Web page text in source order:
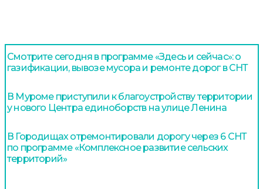
Смотрите сегодня в программе «Здесь и сейчас»: о
газификации, вывозе мусора и ремонте дорог в СНТ
В Муроме приступили к благоустройству территории
у нового Центра единоборств на улице Ленина
В Городищах отремонтировали дорогу через 6 СНТ
по программе «Комплексное развитие сельских
территорий»